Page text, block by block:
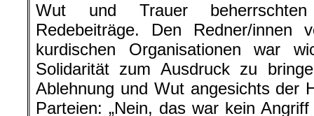
Wut und Trauer beherrschten
Redebeiträge. Den Redner/innen
kurdischen Organisationen war
Solidarität zum Ausdruck zu
Ablehnung und Wut angesichts der
Parteien: „Nein, das war kein